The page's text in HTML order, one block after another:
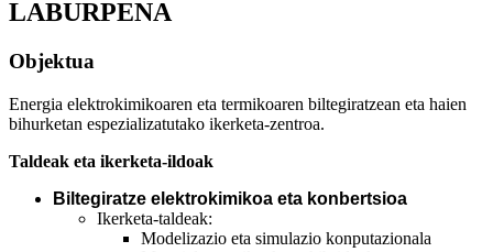
LABURPENA
Objektua
Energia elektrokimikoaren eta termikoaren biltegiratzean eta haien
bihurketan espezializatutako ikerketa-zentroa.
Taldeak eta ikerketa-ildoak
Biltegiratze elektrokimikoa eta konbertsioa
Ikerketa-taldeak:
Modelizazio eta simulazio konputazionala